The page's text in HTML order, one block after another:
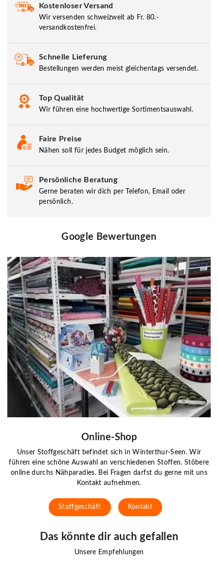
Kostenloser Versand
Wir versenden schweizweit ab Fr. 80.-
versandkostenfrei.
Schnelle Lieferung
Bestellungen werden meist gleichentags versendet.
Top Qualität
Wir führen eine hochwertige Sortimentsauswahl.
Faire Preise
Nähen soll für jedes Budget möglich sein.
Persönliche Beratung
Gerne beraten wir dich per Telefon, Email oder
persönlich.
Google Bewertungen
Online-Shop
Unser Stoffgeschäft befindet sich in Winterthur-Seen. Wir
führen eine schöne Auswahl an verschiedenen Stoffen. Stöbere
online durchs Nähparadies. Bei Fragen darfst du gerne mit uns
Kontakt aufnehmen.
Stoffgeschäft Kontakt
Das könnte dir auch gefallen
Unsere Empfehlungen